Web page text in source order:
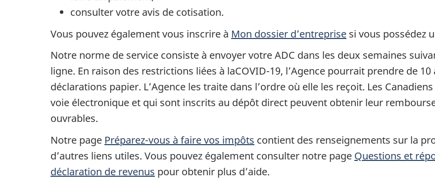
consulter votre avis de cotisation.
Vous pouvez également vous inscrire à Mon dossier d’entreprise si vous possédez
Notre norme de service consiste à envoyer votre ADC dans les deux semaines
ligne. En raison des restrictions liées à laCOVID-19, l’Agence pourrait prendre de
déclarations papier. L’Agence les traite dans l’ordre où elle les reçoit. Les
voie électronique et qui sont inscrits au dépôt direct peuvent obtenir leur
ouvrables.
Notre page Préparez-vous à faire vos impôts contient des renseignements sur la
d’autres liens utiles. Vous pouvez également consulter notre page Questions et
déclaration de revenus pour obtenir plus d’aide.